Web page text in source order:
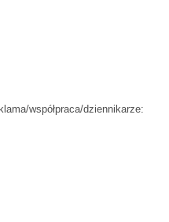
współpraca/dziennikarze: